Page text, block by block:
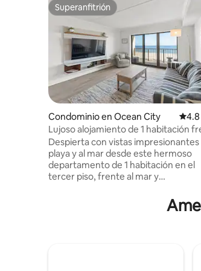
Superanfitrión
Superanfitrión
Condominio en Ocean City
4.8
Lujoso alojamiento de 1 habitación
al mar | Piscina, jacuzzi, solárium
Despierta con vistas impresionantes
playa y al mar desde este hermoso
departamento de 1 habitación en el
tercer piso, frente al mar y
Ocean City. Disfrute de acceso
la playa, un espacio de